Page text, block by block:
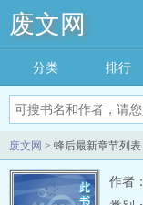
废文网
分类 排行
废文网 > 蜂后最新章节列表
作者：